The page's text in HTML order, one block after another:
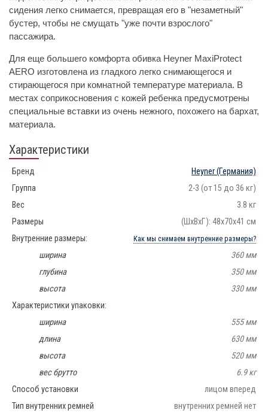
сидения легко снимается, превращая его в "незаметный"
бустер, чтобы не смущать "уже почти взрослого"
пассажира.
Для еще большего комфорта обивка Heyner MaxiProtect
AERO изготовлена из гладкого легко снимающегося и
стирающегося при комнатной температуре материала. В
местах соприкосновения с кожей ребенка предусмотрены
специальные вставки из очень нежного, похожего на бархат,
материала.
Характеристики
Бренд Heyner(Германия)
Группа
2-3 (от 15 до 36 кг)
Вес
3.8 кг
Размеры
(ШхВхГ): 48х70x41 см
Внутренние размеры:
Как мы снимаем внутренние размеры?
ширина
360 мм
глубина
350 мм
высота
330 мм
Характеристики упаковки:
ширина
555 мм
длина
630 мм
высота
520 мм
вес брутто
6.9 кг
Способ установки
лицом вперед
Тип внутренних ремней
внутренних ремней нет